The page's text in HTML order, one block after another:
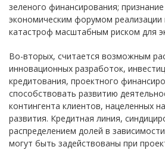
зеленого финансирования;
экономическим форумом реализации
катастроф масштабным риском для
Во-вторых, считается возможным
инновационных разработок,
кредитования, проектного
способствовать развитию
контингента клиентов, нацеленных
развития. Кредитная линия,
распределением долей в
могут быть задействованы при